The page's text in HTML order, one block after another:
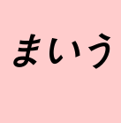
まい